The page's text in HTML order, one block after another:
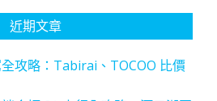
近期文章
攻略：Tabirai、TOCOO 比價